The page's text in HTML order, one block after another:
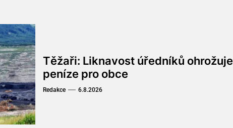
Těžaři: Liknavost úředníků ohrožuje
peníze pro obce
Redakce 6.8.2026